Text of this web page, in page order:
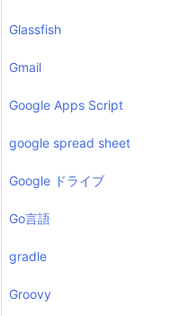
Glassfish
Gmail
Google Apps Script
google spread sheet
Google ドライブ
Go言語
gradle
Groovy